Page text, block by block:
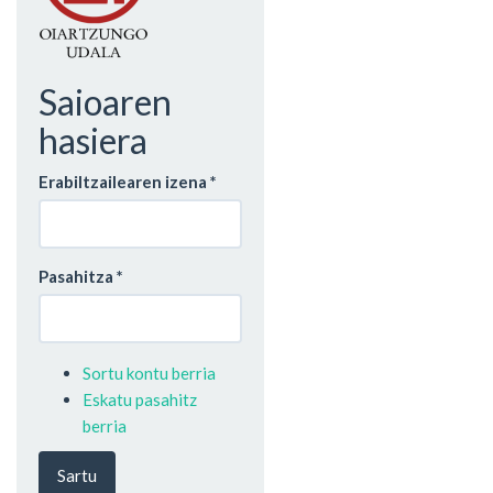
Saioaren
hasiera
Erabiltzailearen izena *
Pasahitza *
Sortu kontu berria
Eskatu pasahitz
berria
Sartu